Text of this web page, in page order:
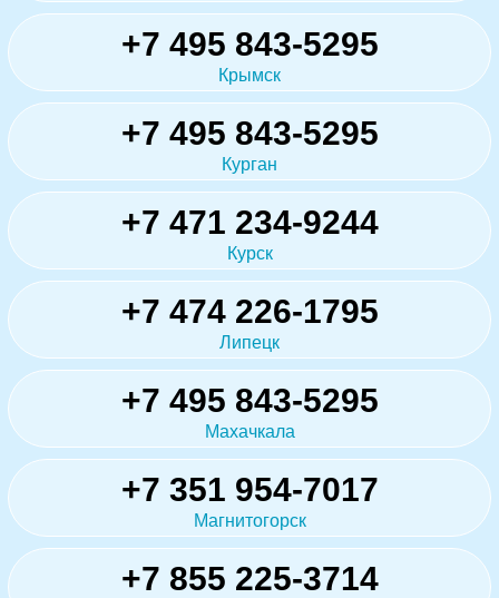
+7 495 843-5295
Крымск
+7 495 843-5295
Курган
+7 471 234-9244
Курск
+7 474 226-1795
Липецк
+7 495 843-5295
Махачкала
+7 351 954-7017
Магнитогорск
+7 855 225-3714